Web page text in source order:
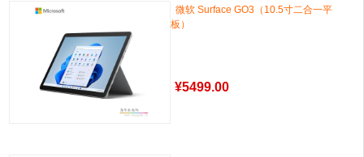
微软 Surface GO3（10.5寸二合一平
板）
¥5499.00